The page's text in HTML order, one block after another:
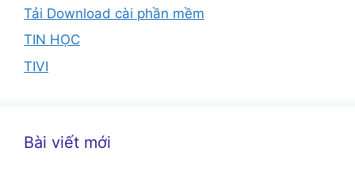
Tải Download cài phần mềm
TIN HỌC
TIVI
Bài viết mới